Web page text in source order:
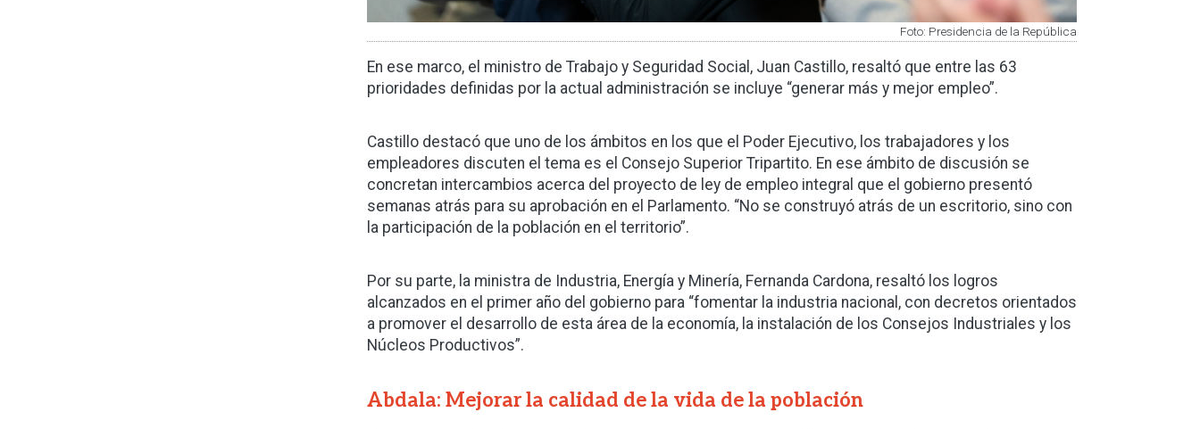
Foto: Presidencia de la República
En ese marco, el ministro de Trabajo y Seguridad Social, Juan Castillo, resaltó que entre las 63
prioridades definidas por la actual administración se incluye “generar más y mejor empleo”.
Castillo destacó que uno de los ámbitos en los que el Poder Ejecutivo, los trabajadores y los
empleadores discuten el tema es el Consejo Superior Tripartito. En ese ámbito de discusión se
concretan intercambios acerca del proyecto de ley de empleo integral que el gobierno presentó
semanas atrás para su aprobación en el Parlamento. “No se construyó atrás de un escritorio, sino con
la participación de la población en el territorio”.
Por su parte, la ministra de Industria, Energía y Minería, Fernanda Cardona, resaltó los logros
alcanzados en el primer año del gobierno para “fomentar la industria nacional, con decretos orientados
a promover el desarrollo de esta área de la economía, la instalación de los Consejos Industriales y los
Núcleos Productivos”.
Abdala: Mejorar la calidad de la vida de la población